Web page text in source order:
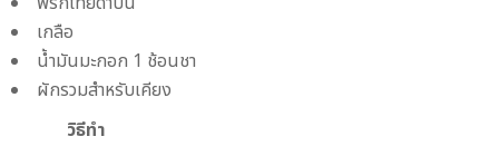
เกลือ
น้ำมันมะกอก 1 ช้อนชา
ผักรวมสำหรับเคียง
วิธีทำ